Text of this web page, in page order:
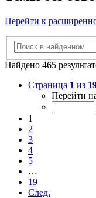
Перейти к
Найдено 465
Страница 1 из
Перейти
1
2
3
4
5
…
19
След.